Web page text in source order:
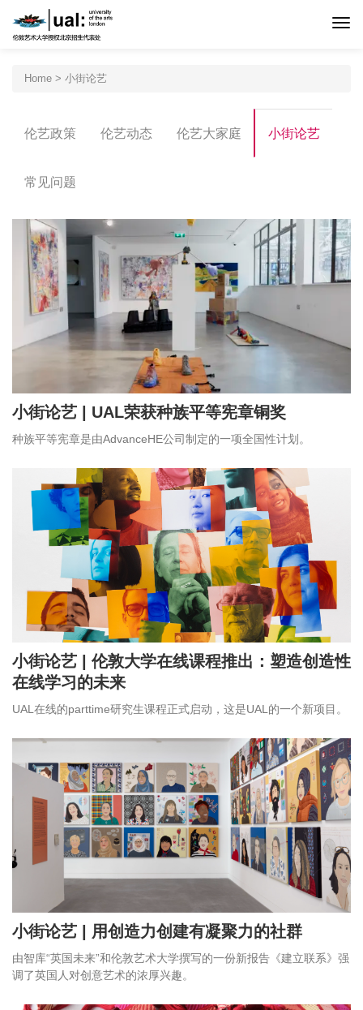
首页
专业设置
北京预科
新闻活动
关于我们
Home > 小街论艺
伦艺政策 伦艺动态 伦艺大家庭 小街论艺
常见问题
小街论艺 | UAL荣获种族平等宪章铜奖
种族平等宪章是由AdvanceHE公司制定的一项全国性计划。
小街论艺 | 伦敦大学在线课程推出：塑造创造性
在线学习的未来
UAL在线的parttime研究生课程正式启动，这是UAL的一个新项目。
小街论艺 | 用创造力创建有凝聚力的社群
由智库“英国未来”和伦敦艺术大学撰写的一份新报告《建立联系》强
调了英国人对创意艺术的浓厚兴趣。